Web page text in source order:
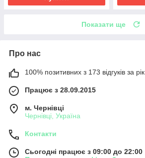
Показати ще
Про нас
100% позитивних з 173 відгуків за рік
Працює з 28.09.2015
м. Чернівці
Чернівці, Україна
Контакти
Сьогодні працює з 09:00 до 22:00